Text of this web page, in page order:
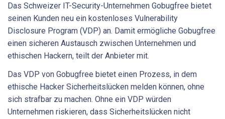
Das Schweizer IT-Security-Unternehmen Gobugfree bietet
seinen Kunden neu ein kostenloses Vulnerability
Disclosure Program (VDP) an. Damit ermögliche Gobugfree
einen sicheren Austausch zwischen Unternehmen und
ethischen Hackern, teilt der Anbieter mit.
Das VDP von Gobugfree bietet einen Prozess, in dem
ethische Hacker Sicherheitslücken melden können, ohne
sich strafbar zu machen. Ohne ein VDP würden
Unternehmen riskieren, dass Sicherheitslücken nicht